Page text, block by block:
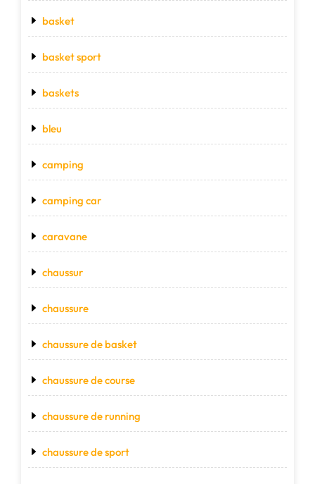
basket
basket sport
baskets
bleu
camping
camping car
caravane
chaussur
chaussure
chaussure de basket
chaussure de course
chaussure de running
chaussure de sport